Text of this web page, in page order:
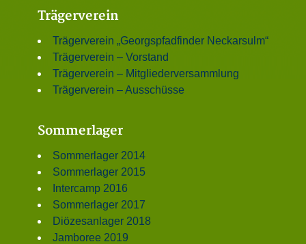
Trägerverein
Trägerverein „Georgspfadfinder Neckarsulm“
Trägerverein – Vorstand
Trägerverein – Mitgliederversammlung
Trägerverein – Ausschüsse
Sommerlager
Sommerlager 2014
Sommerlager 2015
Intercamp 2016
Sommerlager 2017
Diözesanlager 2018
Jamboree 2019